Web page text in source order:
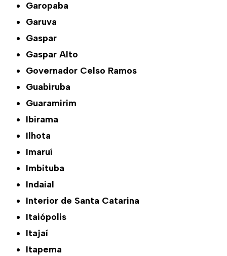
Garopaba
Garuva
Gaspar
Gaspar Alto
Governador Celso Ramos
Guabiruba
Guaramirim
Ibirama
Ilhota
Imaruí
Imbituba
Indaial
Interior de Santa Catarina
Itaiópolis
Itajaí
Itapema